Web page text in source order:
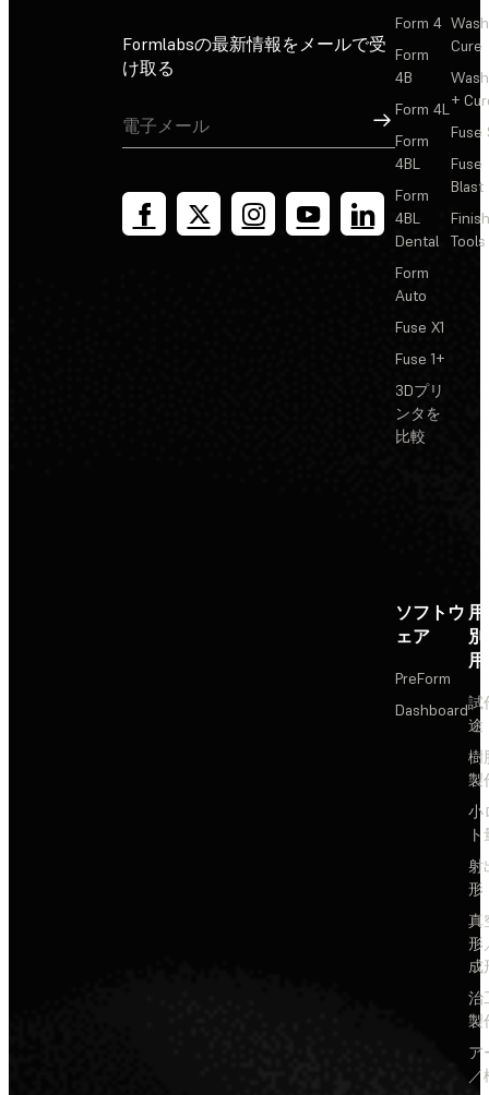
Formlabsの最新情報をメールで受
け取る
サインアップ
Form 4
Form
4B
Form 4L
Form
4BL
Form
4BL
Dental
Form
Auto
Fuse X1
Fuse 1+
3Dプリ
ンタを
比較
Cure
+
Fuse
Fuse
Blast
Tools
ソフトウ
ェア
PreForm
Dashboard試
途
樹
製
小
射
形
真
形
成
治
製
ア
／